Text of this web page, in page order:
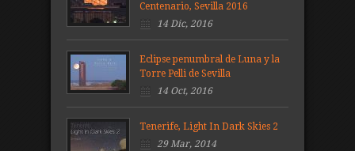
Centenario, Sevilla 2016
14 Dic, 2016
Eclipse penumbral de Luna y la
Torre Pelli de Sevilla
14 Oct, 2016
Tenerife, Light In Dark Skies 2
29 Mar, 2014